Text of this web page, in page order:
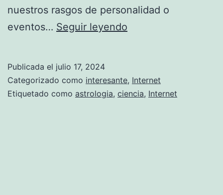
nuestros rasgos de personalidad o
eventos… Seguir leyendo
é
t
Publicada el julio 17, 2024
Categorizado como interesante, Internet
Etiquetado como astrologia, ciencia, Internet